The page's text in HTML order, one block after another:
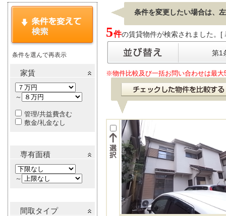
条件を選んで再表示
家賃
～
管理/共益費含む
敷金/礼金なし
専有面積
～
間取タイプ
条件を変更したい場合は、
5件の賃貸物件が検索されました。[
第1
※物件比較及び一括お問い合わせは最大